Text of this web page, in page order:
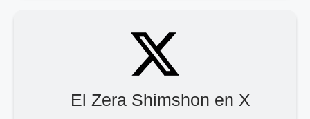
El Zera Shimshon en X